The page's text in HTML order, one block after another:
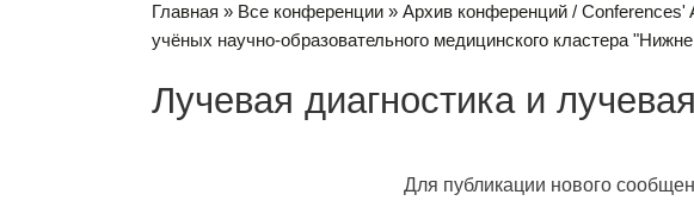
Главная » Все конференции » Архив конференций / Conferences'
учёных научно-образовательного медицинского кластера
Лучевая диагностика и
Для публикации нового